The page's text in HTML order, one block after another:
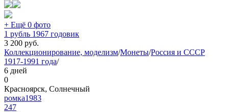
+ Ещё 0 фото
1 рубль 1967 годовик
3 200 руб.
Коллекционирование, моделизм/Монеты/Россия и СССР
1917-1991 года/
6 дней
0
Красноярск, Солнечный
ромка1983
247